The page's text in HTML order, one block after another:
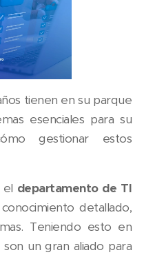
tienen en su parque
esenciales para su
gestionar estos
el departamento de TI
detallado,
Teniendo esto en
un gran aliado para